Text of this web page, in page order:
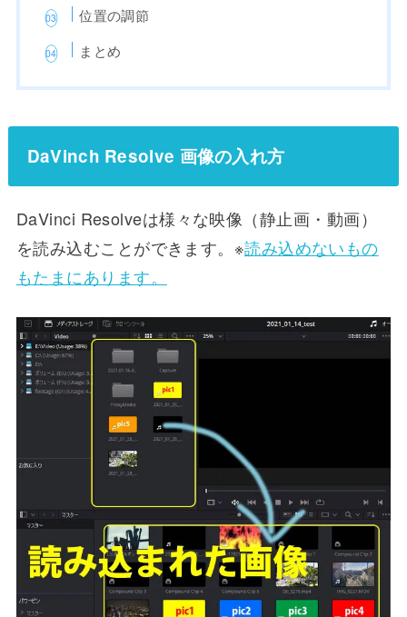
位置の調節
まとめ
DaVinch Resolve 画像の入れ方
DaVinci Resolveは様々な映像（静止画・動画）
を読み込むことができます。※読み込めないもの
もたまにあります。